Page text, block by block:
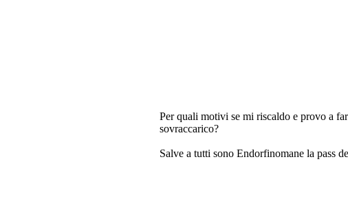
Per quali motivi se mi riscaldo e provo a
sovraccarico?
Salve a tutti sono Endorfinomane la pass